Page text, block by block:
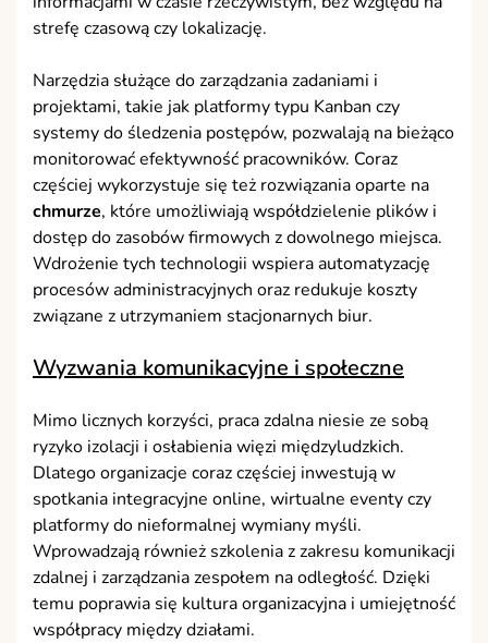
strefę czasową czy lokalizację.
Narzędzia służące do zarządzania zadaniami i
projektami, takie jak platformy typu Kanban czy
systemy do śledzenia postępów, pozwalają na bieżąco
monitorować efektywność pracowników. Coraz
częściej wykorzystuje się też rozwiązania oparte na
chmurze, które umożliwiają współdzielenie plików i
dostęp do zasobów firmowych z dowolnego miejsca.
Wdrożenie tych technologii wspiera automatyzację
procesów administracyjnych oraz redukuje koszty
związane z utrzymaniem stacjonarnych biur.
Wyzwania komunikacyjne i społeczne
Mimo licznych korzyści, praca zdalna niesie ze sobą
ryzyko izolacji i osłabienia więzi międzyludzkich.
Dlatego organizacje coraz częściej inwestują w
spotkania integracyjne online, wirtualne eventy czy
platformy do nieformalnej wymiany myśli.
Wprowadzają również szkolenia z zakresu komunikacji
zdalnej i zarządzania zespołem na odległość. Dzięki
temu poprawia się kultura organizacyjna i umiejętność
współpracy między działami.